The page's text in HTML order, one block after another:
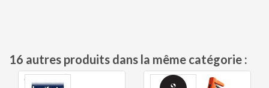
16 autres produits dans la même catégorie :